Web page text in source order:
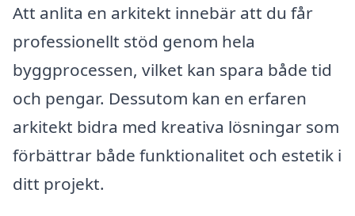
Att anlita en arkitekt innebär att du får
professionellt stöd genom hela
byggprocessen, vilket kan spara både tid
och pengar. Dessutom kan en erfaren
arkitekt bidra med kreativa lösningar som
förbättrar både funktionalitet och estetik i
ditt projekt.